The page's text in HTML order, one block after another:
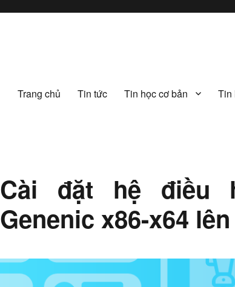
Trang chủ Tin tức Tin học cơ bản Tin
Cài đặt hệ điều
Genenic x86-x64